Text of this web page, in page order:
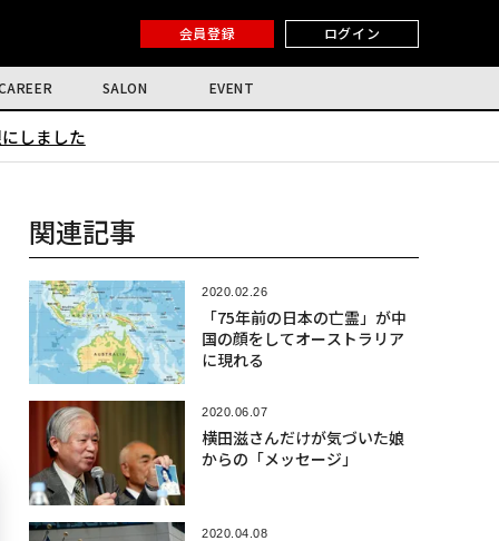
会員登録 ログイン
SALON EVENT
しました
関連記事
2020.02.26
「75年前の日本の亡霊」が中
国の顔をしてオーストラリア
に現れる
2020.06.07
横田滋さんだけが気づいた娘
からの「メッセージ」
2020.04.08